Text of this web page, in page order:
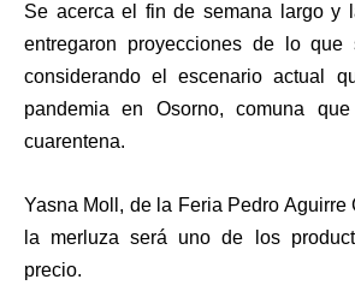
Se acerca el fin de semana largo y
entregaron proyecciones delo que
considerando el escenario actual
pandemia en Osorno, comuna
cuarentena.
Yasna Moll, de la Feria Pedro Aguirre
la merluza será uno de los
precio.